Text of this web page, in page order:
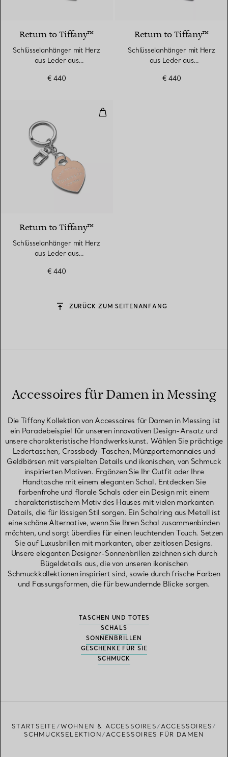
Return to Tiffany™
Schlüsselanhänger mit Herz
aus Leder aus
Messing
€ 440
Return to Tiffany™
Schlüsselanhänger mit Herz
aus Leder aus
Messing
€ 440
Schlüsselanhänger mit Herz
Return to Tiffany™
Schlüsselanhänger mit Herz
aus Leder aus
Messing
€ 440
ZURÜCK ZUM SEITENANFANG
Accessoires für Damen in Messing
Die Tiffany Kollektion von Accessoires für Damen in Messing ist
ein Paradebeispiel für unseren innovativen Design-Ansatz und
unsere charakteristische Handwerkskunst. Wählen Sie prächtige
Ledertaschen, Crossbody-Taschen, Münzportemonnaies und
Geldbörsen mit verspielten Details und ikonischen, von Schmuck
inspirierten Motiven. Ergänzen Sie Ihr Outfit oder Ihre
Handtasche mit einem eleganten Schal. Entdecken Sie
farbenfrohe und florale Schals oder ein Design mit einem
charakteristischem Motiv des Hauses mit vielen markanten
Details, die für lässigen Stil sorgen. Ein Schalring aus Metall ist
eine schöne Alternative, wenn Sie Ihren Schal zusammenbinden
möchten, und sorgt überdies für einen leuchtenden Touch. Setzen
Sie auf Luxusbrillen mit markanten, aber zeitlosen Designs.
Unsere eleganten Designer-Sonnenbrillen zeichnen sich durch
Bügeldetails aus, die von unseren ikonischen
Schmuckkollektionen inspiriert sind, sowie durch frische Farben
und Fassungsformen, die für bewundernde Blicke sorgen.
TASCHEN UND TOTES
SCHALS
SONNENBRILLEN
GESCHENKE FÜR SIE
SCHMUCK
STARTSEITE WOHNEN & ACCESSOIRES
ACCESSOIRES
SCHMUCKSELEKTION
ACCESSOIRES FÜR DAMEN